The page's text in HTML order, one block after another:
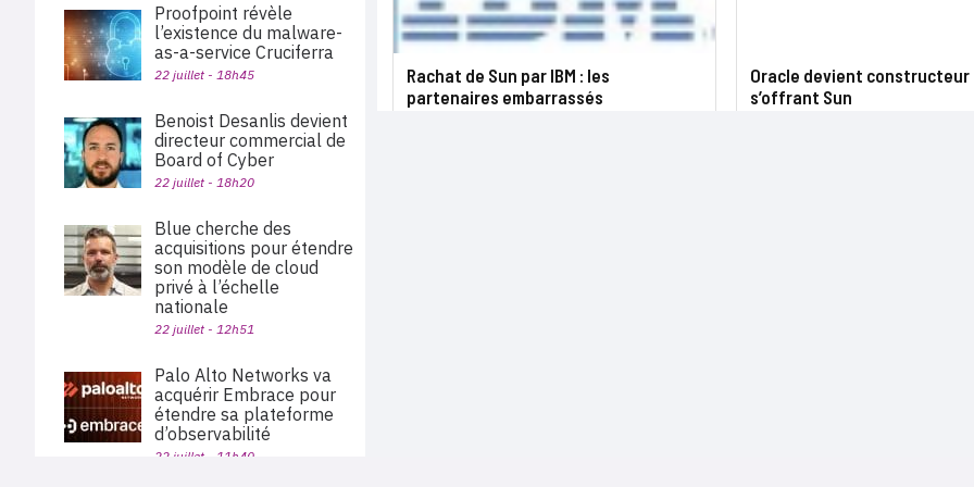
Rachat de Sun par IBM : les
partenaires embarrassés
Oracle devient constructeur
s’offrant Sun
Proofpoint révèle
l’existence du malware-
as-a-service Cruciferra
22 juillet - 18h45
Benoist Desanlis devient
directeur commercial de
Board of Cyber
22 juillet - 18h20
Blue cherche des
acquisitions pour étendre
son modèle de cloud
privé à l’échelle
nationale
22 juillet - 12h51
Palo Alto Networks va
acquérir Embrace pour
étendre sa plateforme
d’observabilité
22 juillet - 11h40